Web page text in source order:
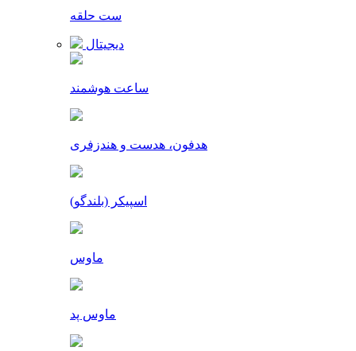
ست حلقه
دیجیتال
ساعت هوشمند
هدفون، هدست و هندزفری
اسپیکر (بلندگو)
ماوس
ماوس پد